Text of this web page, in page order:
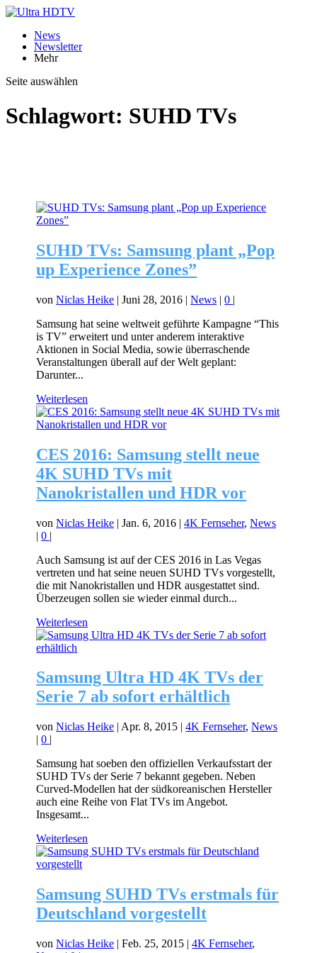
News
Newsletter
Mehr
Seite auswählen
Schlagwort: SUHD TVs
SUHD TVs: Samsung plant „Pop
up Experience Zones”
vonNiclas Heike |Juni 28, 2016 |News |0 |
Samsung hat seine weltweit geführte Kampagne “This
is TV” erweitert und unter anderem interaktive
Aktionen in Social Media, sowie überraschende
Veranstaltungen überall auf der Welt geplant:
Darunter...
Weiterlesen
CES 2016: Samsung stellt neue
4K SUHD TVs mit
Nanokristallen und HDR vor
vonNiclas Heike |Jan. 6, 2016 |4K Fernseher,News
|0 |
Auch Samsung ist auf der CES 2016 in Las Vegas
vertreten und hat seine neuen SUHD TVs vorgestellt,
die mit Nanokristallen und HDR ausgestattet sind.
Überzeugen sollen sie wieder einmal durch...
Weiterlesen
Samsung Ultra HD 4K TVs der
Serie 7 ab sofort erhältlich
vonNiclas Heike | Apr. 8, 2015 |4K Fernseher,News
|0 |
Samsung hat soeben den offiziellen Verkaufsstart der
SUHD TVs der Serie 7 bekannt gegeben. Neben
Curved-Modellen hat der südkoreanischen Hersteller
auch eine Reihe von Flat TVs im Angebot.
Insgesamt...
Weiterlesen
Samsung SUHD TVs erstmals für
Deutschland vorgestellt
vonNiclas Heike |Feb. 25, 2015 |4K Fernseher,